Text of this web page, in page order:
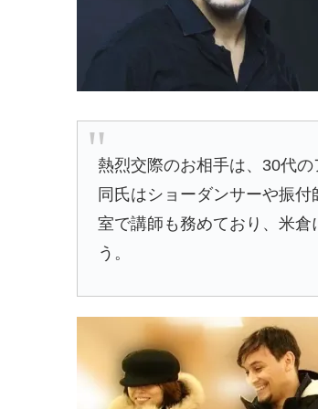
熱烈交際のお相手は、30代
同氏はショーダンサーや振
室で講師も務めており、米
う。